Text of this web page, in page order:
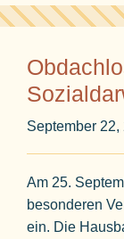
September 22,
Am 25.
besonderen
ein. Die